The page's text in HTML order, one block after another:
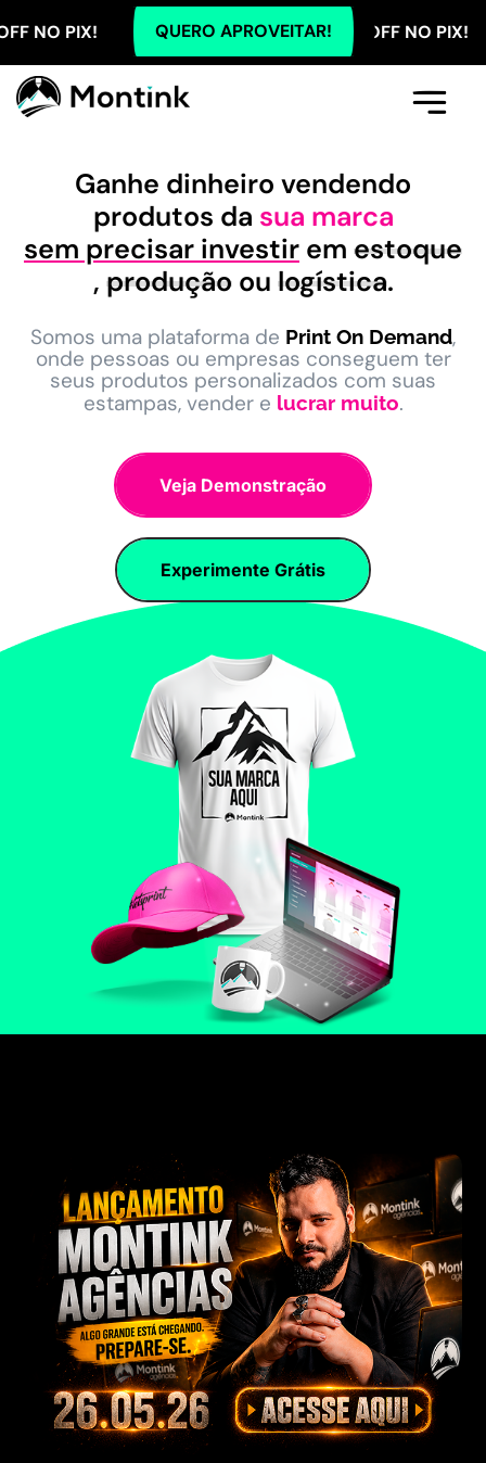
QUERO APROVEITAR!
TODOS OS PLANOS COM 5% OFF NO PIX!
Ganhe dinheiro vendendo
produtos da sua marca
sem precisar investir em estoque
, produçãoou logística.
Somos uma plataforma de Print On Demand,
onde pessoas ou empresas conseguem ter
seus produtos personalizados com suas
estampas, vender e lucrar muito.
Veja Demonstração
Experimente Grátis